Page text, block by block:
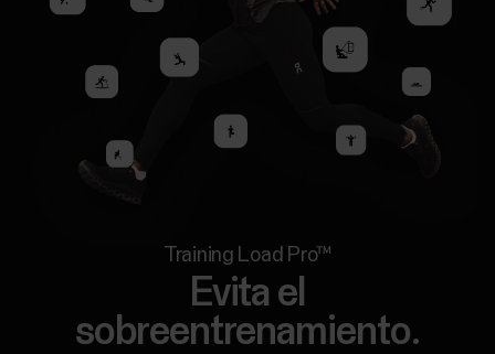
Training Load Pro™
Evita el
sobreentrenamiento.